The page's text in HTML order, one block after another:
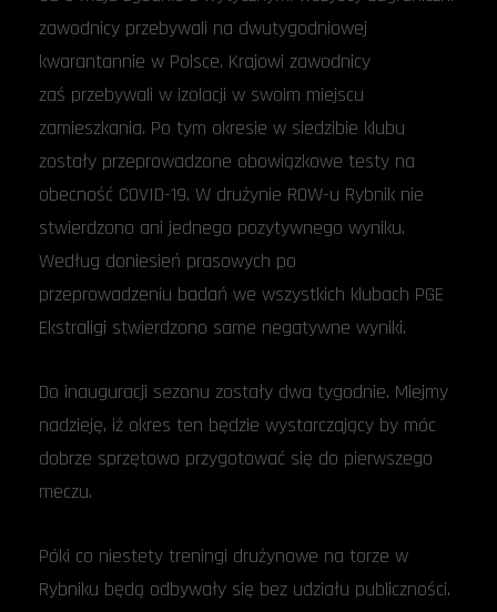
zawodnicy przebywali na dwutygodniowej
kwarantannie w Polsce. Krajowi zawodnicy
zaś przebywali w izolacji w swoim miejscu
zamieszkania. Po tym okresie w siedzibie klubu
zostały przeprowadzone obowiązkowe testy na
obecność COVID-19. W drużynie ROW-u Rybnik nie
stwierdzono ani jednego pozytywnego wyniku.
Według doniesień prasowych po
przeprowadzeniu badań we wszystkich klubach PGE
Ekstraligi stwierdzono same negatywne wyniki.
Do inauguracji sezonu zostały dwa tygodnie. Miejmy
nadzieję, iż okres ten będzie wystarczający by móc
dobrze sprzętowo przygotować się do pierwszego
meczu.
Póki co niestety treningi drużynowe na torze w
Rybniku będą odbywały się bez udziału publiczności.